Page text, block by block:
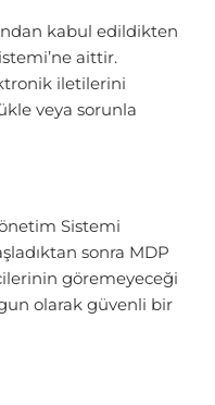
kabul edildikten
aittir.
iletilerini
veya sorunla
Sistemi
sonra MDP
göremeyeceği
olarak güvenli bir